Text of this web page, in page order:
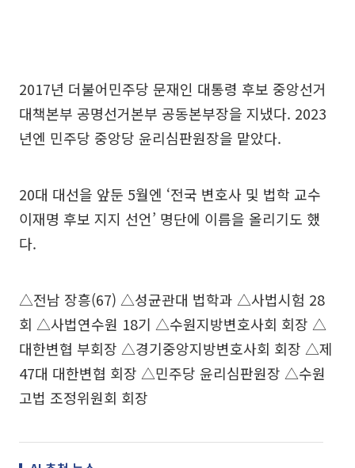
2017년 더불어민주당 문재인 대통령 후보 중앙선거
대책본부 공명선거본부 공동본부장을 지냈다. 2023
년엔 민주당 중앙당 윤리심판원장을 맡았다.
20대 대선을 앞둔 5월엔 ‘전국 변호사 및 법학 교수
이재명 후보 지지 선언’ 명단에 이름을 올리기도 했
다.
△전남 장흥(67) △성균관대 법학과 △사법시험 28
회 △사법연수원 18기 △수원지방변호사회 회장 △
대한변협 부회장 △경기중앙지방변호사회 회장 △제
47대 대한변협 회장 △민주당 윤리심판원장 △수원
고법 조정위원회 회장